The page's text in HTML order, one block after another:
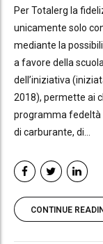
Per Totalerg la
unicamente solo
mediante la
a favore della
dell’iniziativa
2018), permette ai
programma fedeltà
di carburante, di...
CONTINUE